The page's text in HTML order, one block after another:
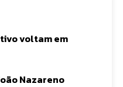
voltam em
Nazareno